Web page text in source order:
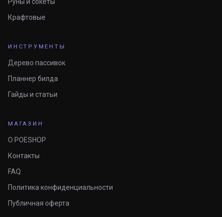
Крафтовые
ИНСТРУМЕНТЫ
Дерево пассивок
Планнер билда
Гайды и статьи
МАГАЗИН
О POESHOP
Контакты
FAQ
Политика конфиденциальности
Публичная оферта